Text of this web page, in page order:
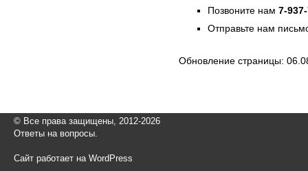
Позвоните нам 7-
Отправьте нам
Обновление страницы:
© Все права защищены, 2012-2026
Ответы на вопросы.
Сайт работает на WordPress